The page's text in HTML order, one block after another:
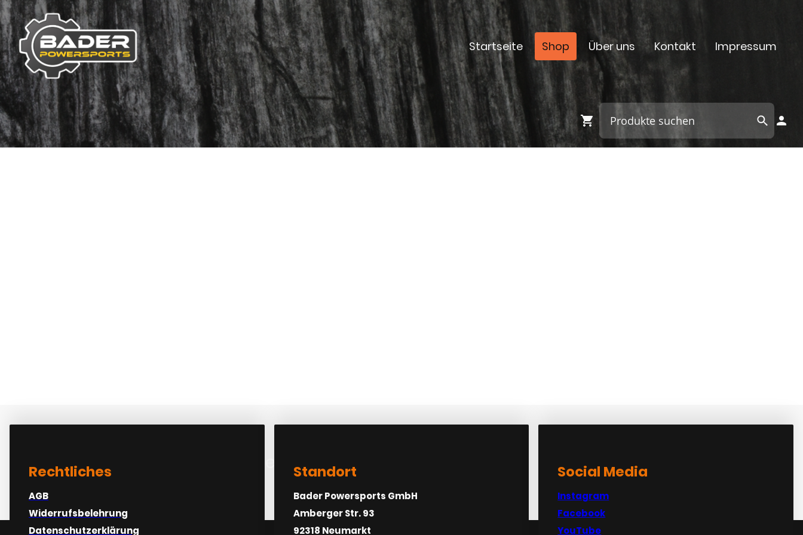
Startseite Shop Über uns Kontakt Impressum
At varius vel pharetra vel turpis
Rechtliches
AGB
Widerrufsbelehrung
Datenschutzerklärung
Standort
Bader Powersports GmbH
Amberger Str. 93
92318 Neumarkt
Social Media
Instagram
Facebook
YouTube